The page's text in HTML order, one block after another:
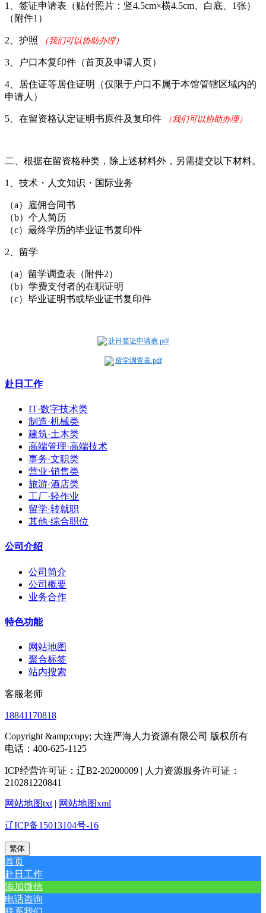
1、签证申请表（贴付照片：竖4.5cm×横4.5cm、白底、1张）
（附件1）
2、护照 （我们可以协助办理）
3、户口本复印件（首页及申请人页）
4、居住证等居住证明（仅限于户口不属于本馆管辖区域内的
申请人）
5、在留资格认定证明书原件及复印件 （我们可以协助办理）
二、根据在留资格种类，除上述材料外，另需提交以下材料。
1、技术・人文知识・国际业务
（a）雇佣合同书
（b）个人简历
（c）最终学历的毕业证书复印件
2、留学
（a）留学调查表（附件2）
（b）学费支付者的在职证明
（c）毕业证明书或毕业证书复印件
赴日签证申请表.pdf
留学调查表.pdf
赴日工作
IT·数字技术类
制造·机械类
建筑·土木类
高端管理·高端技术
事务·文职类
营业·销售类
旅游·酒店类
工厂·轻作业
留学·转就职
其他·综合职位
公司介绍
公司简介
公司概要
业务合作
特色功能
网站地图
聚合标签
站内搜索
客服老师
18841170818
Copyright &amp;copy; 大连严海人力资源有限公司 版权所有
电话：400-625-1125
ICP经营许可证：辽B2-20200009 | 人力资源服务许可证：
210281220841
网站地图txt | 网站地图xml
辽ICP备15013104号-16
繁体
首页
赴日工作
添加微信
电话咨询